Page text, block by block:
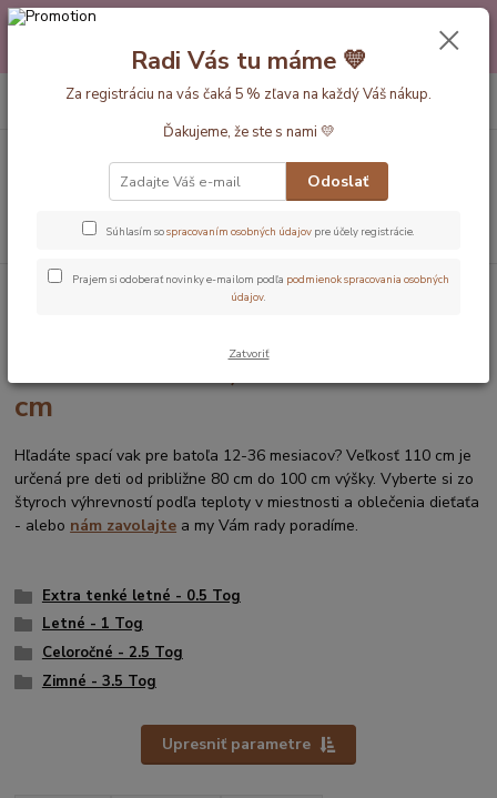
Máte nejakú otázku alebo váhate s výberom? Neváhajte a zavolajte
pokojne aj večer alebo cez víkend. Sme tu pre Vás.💛 Petra a babička
Monička
EUR
Hľadať
+420 777 610 855
Dĺžka vaku 110cm (12-36mesiac)
12-36 mesiacov, dĺžka vrecia 110
cm
Hľadáte spací vak pre batoľa 12-36 mesiacov? Veľkosť 110 cm je
určená pre deti od približne 80 cm do 100 cm výšky. Vyberte si zo
štyroch výhrevností podľa teploty v miestnosti a oblečenia dieťaťa
- alebo nám zavolajte a my Vám rady poradíme.
Extra tenké letné - 0.5 Tog
Letné - 1 Tog
Celoročné - 2.5 Tog
Zimné - 3.5 Tog
Upresniť parametre
Radi Vás tu máme 💛
Za registráciu na vás čaká 5 % zľava na každý Váš nákup.
Ďakujeme, že ste s nami 💛
Odoslať
Súhlasím sospracovaním osobných údajov pre účely registrácie.
Prajem si odoberať novinky e-mailom podľa podmienok spracovania osobných
údajov.
Zatvoriť